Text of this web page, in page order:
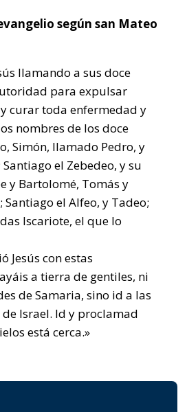
según san Mateo
llamando a sus doce
para expulsar
curar toda enfermedad y
nombres de los doce
Simón, llamado Pedro, y
el Zebedeo, y su
y Bartolomé, Tomás y
el Alfeo, y Tadeo;
Iscariote, el que lo
Jesús con estas
a tierra de gentiles, ni
de Samaria, sino id a las
Israel. Id y proclamad
está cerca.»